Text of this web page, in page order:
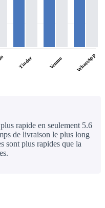
Tinder Venmo WhatsApp
rapide en seulement 5.6
de livraison le plus long
sont plus rapides que la